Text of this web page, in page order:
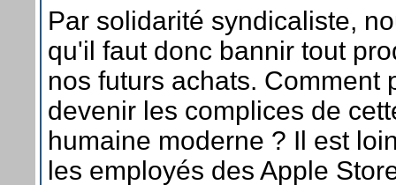
Par solidarité syndicaliste,
qu'il faut donc bannir tout
nos futurs achats. Comment
devenir les complices de
humaine moderne ? Il est
les employés des Apple